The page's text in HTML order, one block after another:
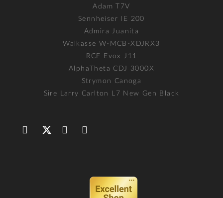
Adam T7V
Sennheiser IE 200
Admira Juanita
Walkasse W-MCB-XDJRX3
RCF Evox J11
AlphaTheta CDJ 3000X
Strymon Canoga
Sire Larry Carlton L7 New Gen Black